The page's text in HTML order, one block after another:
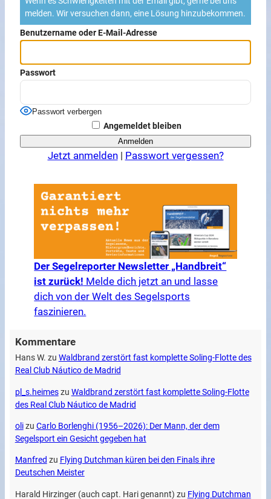
melden. Wir versuchen dann, eine Lösung hinzubekommen.
Benutzername oder E-Mail-Adresse
Passwort
Passwort verbergen
Angemeldet bleiben
Jetzt anmelden| Passwort vergessen?
Der Segelreporter Newsletter „Handbreit“
ist zurück! Melde dich jetzt an und lasse
dich von der Welt des Segelsports
faszinieren.
Kommentare
Hans W. zu Waldbrand zerstört fast komplette Soling-Flotte des
Real Club Náutico de Madrid
pl_s.heimeszu Waldbrand zerstört fast komplette Soling-Flotte
des Real Club Náutico de Madrid
olizu Carlo Borlenghi (1956–2026): Der Mann, der dem
Segelsport ein Gesicht gegeben hat
Manfred zu Flying Dutchman küren bei den Finals ihre
Deutschen Meister
Harald Hirzinger (auch capt. Hari genannt) zu Flying Dutchman